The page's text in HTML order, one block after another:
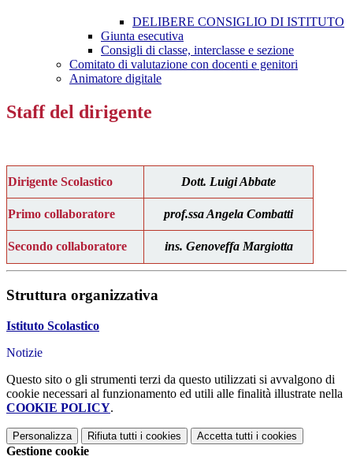
DELIBERE CONSIGLIO DI ISTITUTO
Giunta esecutiva
Consigli di classe, interclasse e sezione
Comitato di valutazione con docenti e genitori
Animatore digitale
Staff del dirigente
Dirigente Scolastico Dott. Luigi Abbate
Primo collaboratore prof.ssa Angela Combatti
Secondo collaboratore ins. Genoveffa Margiotta
Struttura organizzativa
Istituto Scolastico
Notizie
Questo sito o gli strumenti terzi da questo utilizzati si avvalgono di
cookie necessari al funzionamento ed utili alle finalità illustrate nella
COOKIE POLICY.
Personalizza Rifiuta tutti i cookies Accetta tutti i cookies
Gestione cookie